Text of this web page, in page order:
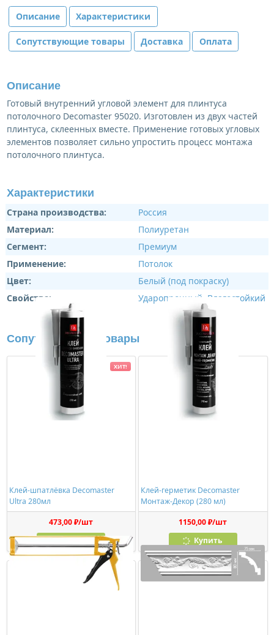
Описание Характеристики
Сопутствующие товары Доставка Оплата
Описание
Готовый внутренний угловой элемент для плинтуса
потолочного Decomaster 95020. Изготовлен из двух частей
плинтуса, склеенных вместе. Применение готовых угловых
элементов позволяет сильно упростить процесс монтажа
потолочного плинтуса.
Характеристики
Страна производства:
Россия
Материал:
Полиуретан
Сегмент:
Премиум
Применение:
Потолок
Цвет:
Белый (под покраску)
Свойства:
Ударопрочный Влагостойкий
Сопутствующие товары
Клей-шпатлёвка Decomaster
Ultra 280мл
473,00 ₽/шт
Купить
ХИТ!
Клей-герметик Decomaster
Монтаж-Декор (280 мл)
1150,00 ₽/шт
Купить